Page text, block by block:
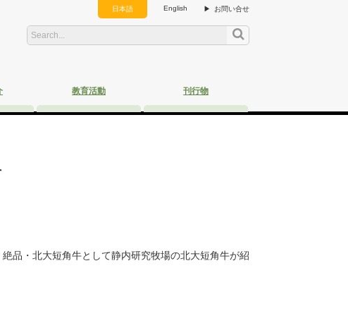
お問い合せ
English
日本語
教育活動 刊行物
品・北大短角牛として静内研究牧場の北大短角牛が紹